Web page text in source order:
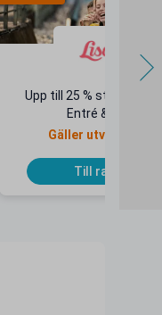
Upp till 25 %
Entré & Åkpass
Gäller utvalda
Till rabatten